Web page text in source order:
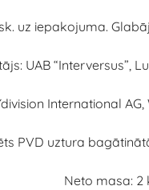
uz iepakojuma.
UAB “Interversus”,
International
PVD uztura
Neto masa: 2